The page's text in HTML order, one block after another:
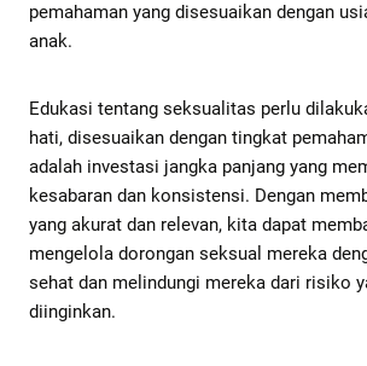
pemahaman yang disesuaikan dengan
anak.
Edukasi tentang seksualitas perlu
hati, disesuaikan dengan tingkat
adalah investasi jangka panjang yang
kesabaran dan konsistensi. Dengan
yang akurat dan relevan, kita dapat
mengelola dorongan seksual mereka
sehat dan melindungi mereka dari risiko
diinginkan.